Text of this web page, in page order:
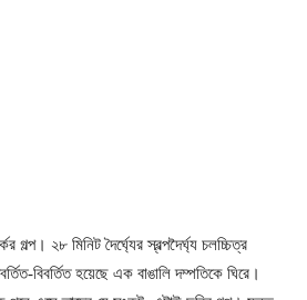
গল্প। ২৮ মিনিট দৈর্ঘ্যের স্বল্পদৈর্ঘ্য চলচ্চিত্র
বিবর্তিত হয়েছে এক বাঙালি দম্পতিকে ঘিরে।